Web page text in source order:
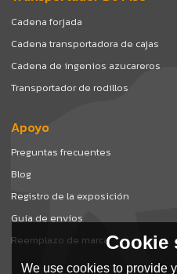
Cadena forjada
Cadena transportadora de cajas
Cadena de ingenios azucareros
Transportador de rodillos
Apoyo
Preguntas frecuentes
Blog
Registro de la exposición
Guía de envíos
Reemplazo de marcaCookie
We use cookies to provide